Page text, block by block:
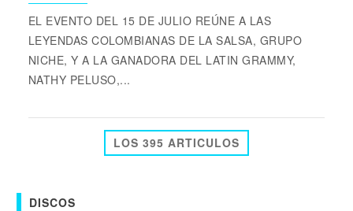
EL EVENTO DEL 15 DE JULIO REÚNE A LAS
LEYENDAS COLOMBIANAS DE LA SALSA, GRUPO
NICHE, Y A LA GANADORA DEL LATIN GRAMMY,
NATHY PELUSO,...
LOS 395 ARTICULOS
DISCOS